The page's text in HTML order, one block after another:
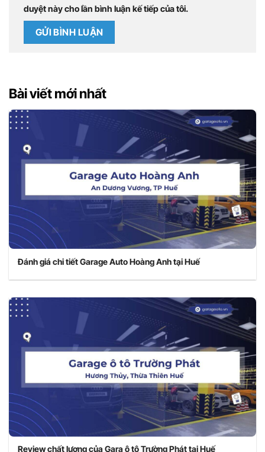
duyệt này cho lần bình luận kế tiếp của tôi.
Bài viết mới nhất
Đánh giá chi tiết Garage Auto Hoàng Anh tại Huế
Review chất lượng của Gara ô tô Trường Phát tại Huế